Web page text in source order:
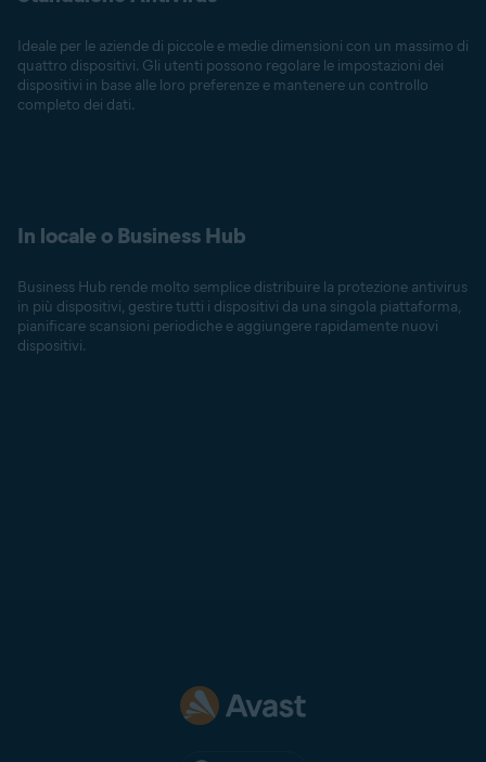
Ideale per le aziende di piccole e medie dimensioni con un massimo di
quattro dispositivi. Gli utenti possono regolare le impostazioni dei
dispositivi in base alle loro preferenze e mantenere un controllo
completo dei dati.
In locale o Business Hub
Business Hub rende molto semplice distribuire la protezione antivirus
in più dispositivi, gestire tutti i dispositivi da una singola piattaforma,
pianificare scansioni periodiche e aggiungere rapidamente nuovi
dispositivi.